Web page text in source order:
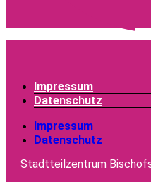
Impressum
Datenschutz
Impressum
Datenschutz
Stadtteilzentrum